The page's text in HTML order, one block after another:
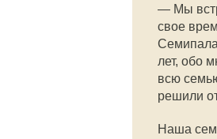
— Мы
свое
лет, обо
всю
решили
Наша